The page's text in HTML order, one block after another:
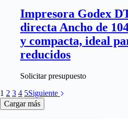
Impresora Godex
directa Ancho de
y compacta, ideal
reducidos
Solicitar presupuesto
1 2 3 4 5Siguiente
Cargar más